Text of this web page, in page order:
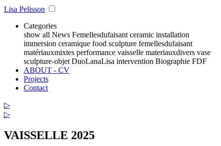
Lisa Pelisson
Categories
show all News Femellesdufaisant ceramic installation
immersion ceramique food sculpture femellesdufaisant
matériauxmixtes performance vaisselle materiauxdivers vase
sculpture-objet DuoLanaLisa intervention Biographie FDF
ABOUT - CV
Projects
Contact
▷
▷
VAISSELLE 2025